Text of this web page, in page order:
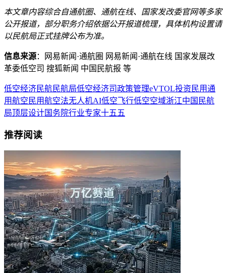
本文章内容综合自通航圈、通航在线、国家发改委官网等多家
公开报道，部分职务介绍依据公开报道梳理，具体机构设置请
以民航局正式挂牌公布为准。
信息来源：网易新闻·通航圈 网易新闻·通航在线 国家发展改
革委低空司 搜狐新闻 中国民航报 等
低空经济民航民航局低空经济司政策管理eVTOL投资 民用通
用航空 民用航空法无人机AI低空飞行低空空域浙江中国民航
局顶层设计国务院行业专家十五五
推荐阅读